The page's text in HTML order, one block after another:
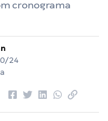
cronograma
24